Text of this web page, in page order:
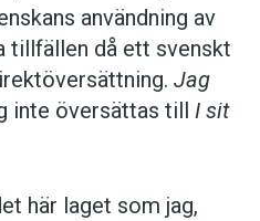
användning av
tillfällen då ett svenskt
Jag
inte översättas till I sit
här laget som jag,